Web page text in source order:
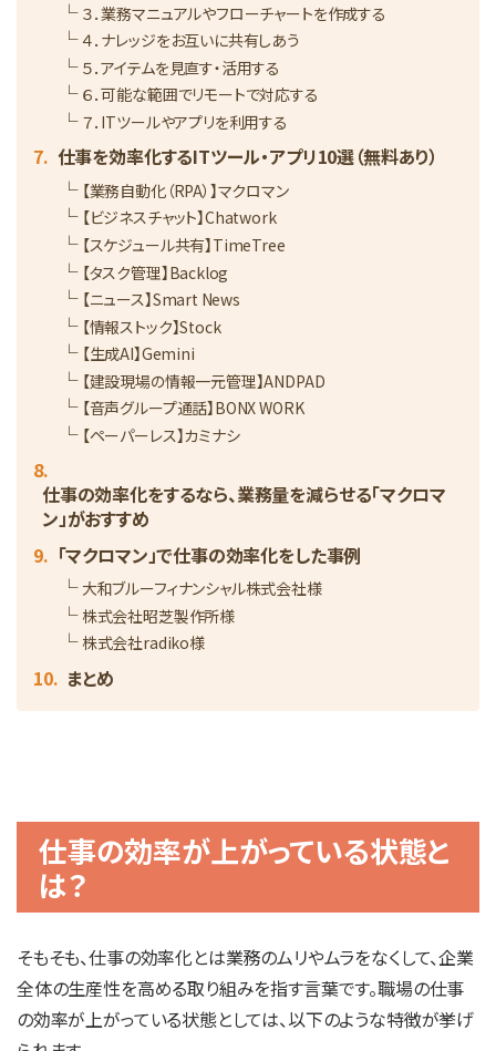
３．業務マニュアルやフローチャートを作成する
４．ナレッジをお互いに共有しあう
５．アイテムを見直す・活用する
６．可能な範囲でリモートで対応する
７．ITツールやアプリを利用する
仕事を効率化するITツール・アプリ10選（無料あり）
【業務自動化（RPA）】マクロマン
【ビジネスチャット】Chatwork
【スケジュール共有】TimeTree
【タスク管理】Backlog
【ニュース】Smart News
【情報ストック】Stock
【生成AI】Gemini
【建設現場の情報一元管理】ANDPAD
【音声グループ通話】BONX WORK
【ペーパーレス】カミナシ
仕事の効率化をするなら、業務量を減らせる「マクロマ
ン」がおすすめ
「マクロマン」で仕事の効率化をした事例
大和ブルーフィナンシャル株式会社様
株式会社昭芝製作所様
株式会社radiko様
まとめ
仕事の効率が上がっている状態と
は？
そもそも、仕事の効率化とは業務のムリやムラをなくして、企業
全体の生産性を高める取り組みを指す言葉です。職場の仕事
の効率が上がっている状態としては、以下のような特徴が挙げ